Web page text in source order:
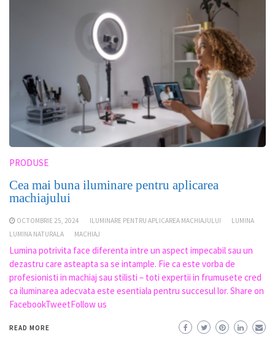
PRODUSE
Cea mai buna iluminare pentru aplicarea
machiajului
OCTOMBRIE 25, 2024 ILUMINARE PENTRU APLICAREA MACHIAJULUI
LUMINA
LUMINA NATURALA
MACHIAJ
Lumina potrivita face diferenta intre un aspect impecabil sau un
dezastru care asteapta sa se intample. Fie ca este vorba de
profesionisti in machiaj sau stilisti – toti expertii in frumusete cred
ca iluminarea adecvata este esentiala pentru succesul lor. Share on
FacebookTweetFollow us
READ MORE